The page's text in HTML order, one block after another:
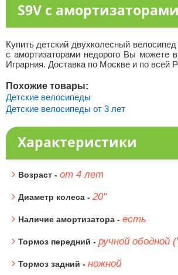
S9V с амортизаторами
Купить детский двухколесный
с амортизаторами недорого Вы можете в
Играрния. Доставка по Москве и по всей
Похожие товары:
Детские велосипеды
Детские велосипеды от 3 лет
Характеристики
Возраст - от 4 лет
Диаметр колеса - 20"
Наличие амортизатора - есть
Тормоз передний - ручной ободной
Тормоз задний - ножной